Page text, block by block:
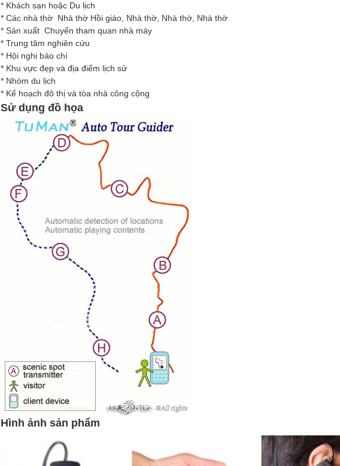
* Khách sạn hoặc Du lịch
* Các nhà thờ ️ Nhà thờ Hồi giáo, Nhà thờ, Nhà thờ, Nhà thờ
* Sản xuất ️ Chuyến tham quan nhà máy
* Trung tâm nghiên cứu
* Hội nghị báo chí
* Khu vực đẹp và địa điểm lịch sử
* Nhóm du lịch
* Kế hoạch đô thị và tòa nhà công cộng
Sử dụng đồ họa
Hình ảnh sản phẩm